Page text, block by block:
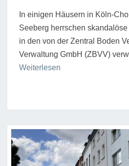
In einigen Häusern in Köln-
Seeberg herrschen
in den von der Zentral Boden
Verwaltung GmbH (ZBVV)
Weiterlesen
Köln-
Chorweiler
und